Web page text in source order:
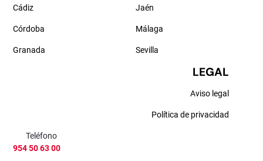
Cádiz
Córdoba
Granada
Jaén
Málaga
Sevilla
LEGAL
Aviso legal
Política de privacidad
Teléfono
954 50 63 00